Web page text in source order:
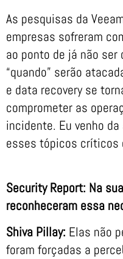
As pesquisas da
empresas sofreram
ao ponto de já não ser
“quando” serão
e data recovery se
comprometer as
incidente. Eu venho
esses tópicos críticos
Security Report: Na
reconheceram essa
Shiva Pillay: Elas não
foram forçadas a